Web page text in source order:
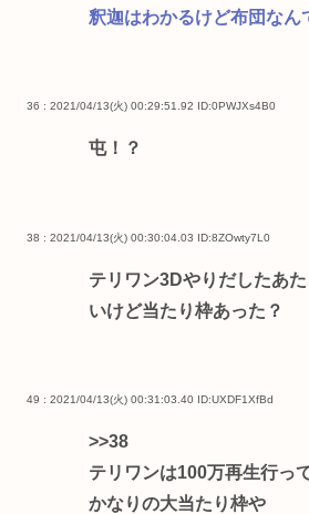
釈迦はわかるけど布団なん
36 : 2021/04/13(火) 00:29:51.92 ID:0PWJXs4B0
屯！？
38 : 2021/04/13(火) 00:30:04.03 ID:8ZOwty7L0
テリワン3Dやりだしたあ
いけど当たり枠あった？
49 : 2021/04/13(火) 00:31:03.40 ID:UXDF1XfBd
>>38
テリワンは100万再生行っ
かなりの大当たり枠や